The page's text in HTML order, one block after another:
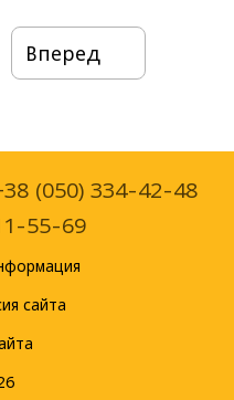
Вперед
(050) 334-42-48
55-69
сайта